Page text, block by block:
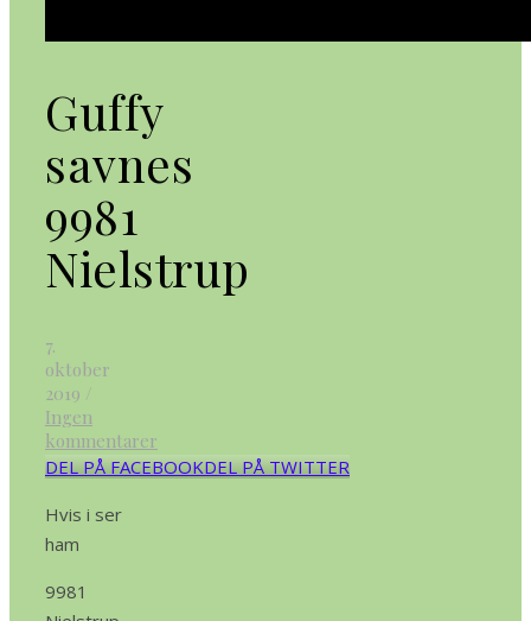
Guffy
savnes
9981
Nielstrup
7.
oktober
2019 /
Ingen
kommentarer
DEL PÅ FACEBOOKDEL PÅ TWITTER
Hvis i ser
ham
9981